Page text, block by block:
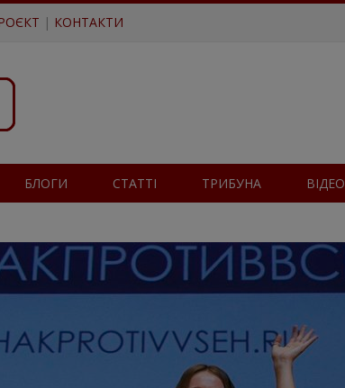
| КОНТАКТИ
БЛОГИ СТАТТІ ТРИБУНА ВІДЕО